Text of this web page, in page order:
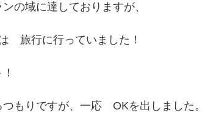
の域に達しておりますが、
　旅行に行っていました！
もりですが、一応　OKを出しました。